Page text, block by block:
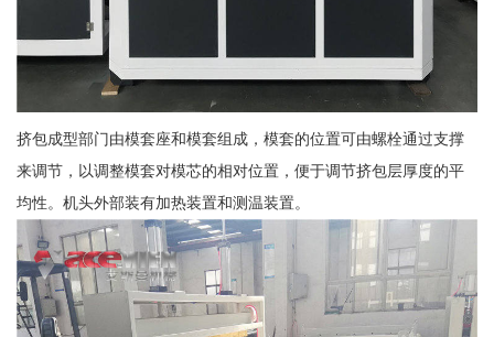
挤包成型部门由模套座和模套组成，模套的位置可由螺栓通过支撑
来调节，以调整模套对模芯的相对位置，便于调节挤包层厚度的平
均性。机头外部装有加热装置和测温装置。